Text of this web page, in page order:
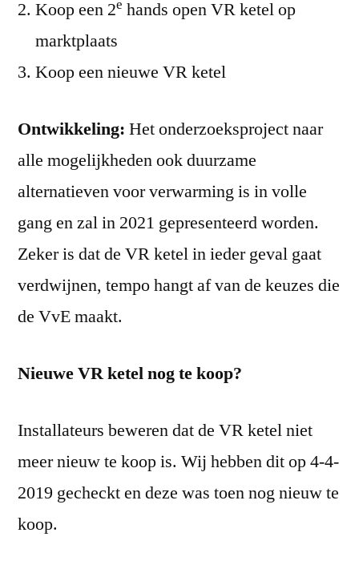
Koop een 2e hands open VR ketel op
marktplaats
Koop een nieuwe VR ketel
Ontwikkeling: Het onderzoeksproject naar
alle mogelijkheden ook duurzame
alternatieven voor verwarming is in volle
gang en zal in 2021 gepresenteerd worden.
Zeker is dat de VR ketel in ieder geval gaat
verdwijnen, tempo hangt af van de keuzes die
de VvE maakt.
Nieuwe VR ketel nog te koop?
Installateurs beweren dat de VR ketel niet
meer nieuw te koop is. Wij hebben dit op 4-4-
2019 gecheckt en deze was toen nog nieuw te
koop.